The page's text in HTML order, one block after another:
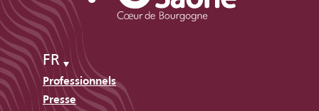
FR
Professionnels
Presse